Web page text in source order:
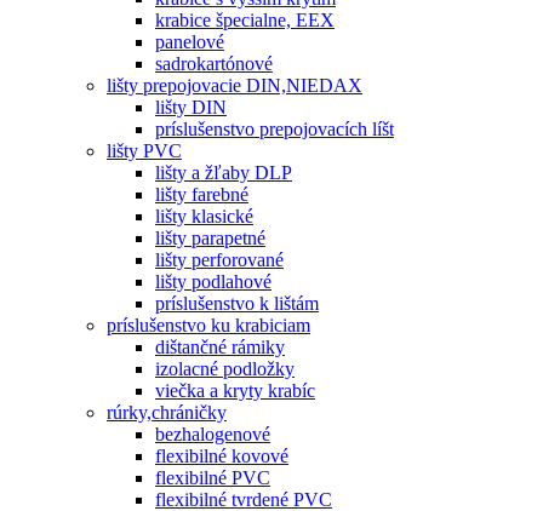
krabice špecialne, EEX
panelové
sadrokartónové
lišty prepojovacie DIN,NIEDAX
lišty DIN
príslušenstvo prepojovacích líšt
lišty PVC
lišty a žľaby DLP
lišty farebné
lišty klasické
lišty parapetné
lišty perforované
lišty podlahové
príslušenstvo k lištám
príslušenstvo ku krabiciam
dištančné rámiky
izolacné podložky
viečka a kryty krabíc
rúrky,chráničky
bezhalogenové
flexibilné kovové
flexibilné PVC
flexibilné tvrdené PVC